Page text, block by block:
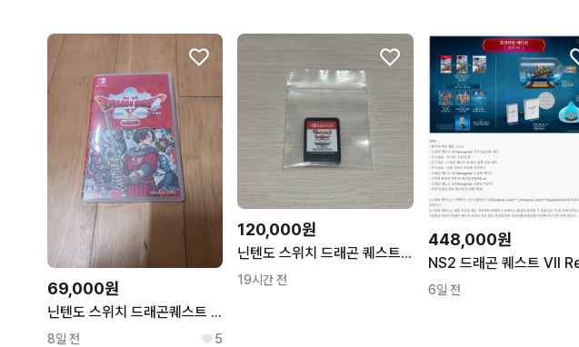
69,000원
닌텐도 스위치 드래곤퀘스트 일본판
8일 전 5
120,000원
닌텐도 스위치 드래곤 퀘스트 1, 2, 3 합본 칩
19시간 전
448,000원
6일 전